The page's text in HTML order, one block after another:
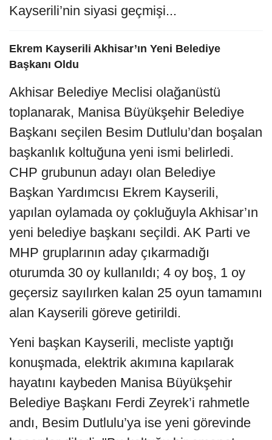
Kayserili’nin siyasi geçmişi...
Ekrem Kayserili Akhisar’ın Yeni Belediye
Başkanı Oldu
Akhisar Belediye Meclisi olağanüstü
toplanarak, Manisa Büyükşehir Belediye
Başkanı seçilen Besim Dutlulu’dan boşalan
başkanlık koltuğuna yeni ismi belirledi.
CHP grubunun adayı olan Belediye
Başkan Yardımcısı Ekrem Kayserili,
yapılan oylamada oy çokluğuyla Akhisar’ın
yeni belediye başkanı seçildi. AK Parti ve
MHP gruplarının aday çıkarmadığı
oturumda 30 oy kullanıldı; 4 oy boş, 1 oy
geçersiz sayılırken kalan 25 oyun tamamını
alan Kayserili göreve getirildi.
Yeni başkan Kayserili, mecliste yaptığı
konuşmada, elektrik akımına kapılarak
hayatını kaybeden Manisa Büyükşehir
Belediye Başkanı Ferdi Zeyrek’i rahmetle
andı, Besim Dutlulu’ya ise yeni görevinde